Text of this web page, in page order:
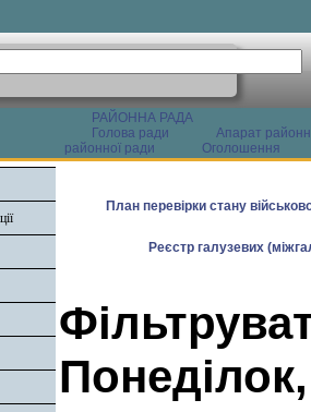
РАЙОННА РАДА
Голова ради
Апарат
районної ради
Оголошення
План перевірки стану
Реєстр галузевих